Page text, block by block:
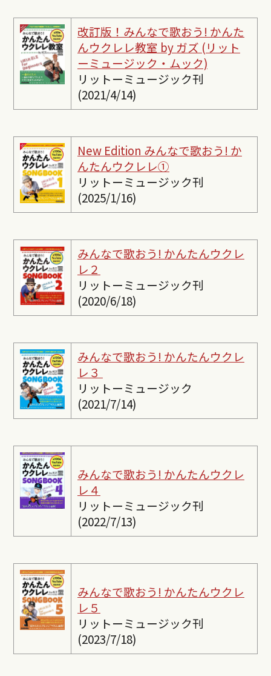
改訂版！みんなで歌おう! かんた
んウクレレ教室 by ガズ (リット
ーミュージック・ムック)
リットーミュージック刊
(2021/4/14)
New Edition みんなで歌おう! か
んたんウクレレ①
リットーミュージック刊
(2025/1/16)
みんなで歌おう! かんたんウクレ
レ２
リットーミュージック刊
(2020/6/18)
みんなで歌おう! かんたんウクレ
レ３
リットーミュージック
(2021/7/14)
みんなで歌おう! かんたんウクレ
レ４
リットーミュージック刊
(2022/7/13)
みんなで歌おう! かんたんウクレ
レ５
リットーミュージック刊
(2023/7/18)